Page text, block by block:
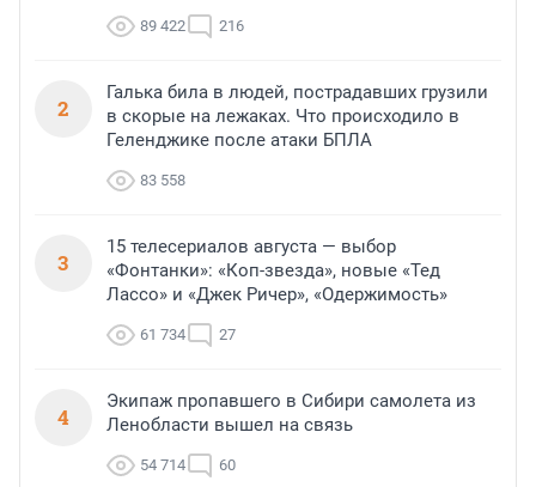
89 422 216
2
Галька била в людей, пострадавших грузили
в скорые на лежаках. Что происходило в
Геленджике после атаки БПЛА
83 558
3
15 телесериалов августа — выбор
«Фонтанки»: «Коп-звезда», новые «Тед
Лассо» и «Джек Ричер», «Одержимость»
61 734 27
4
Экипаж пропавшего в Сибири самолета из
Ленобласти вышел на связь
54 714 60